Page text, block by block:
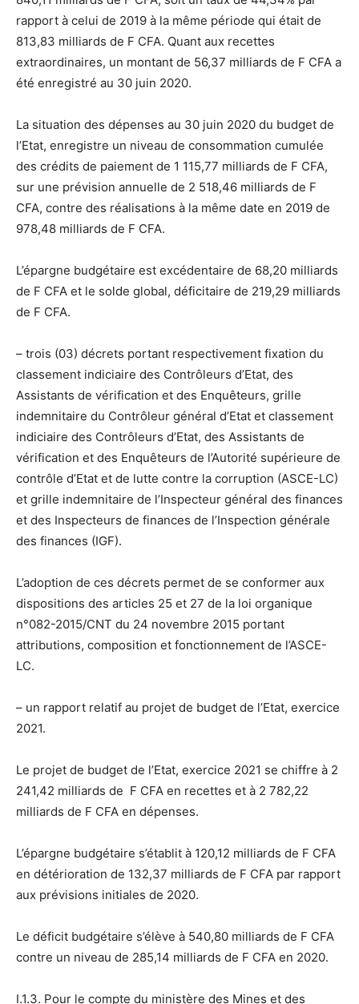
rapport à celui de 2019 à la même période qui était de
813,83 milliards de F CFA. Quant aux recettes
extraordinaires, un montant de 56,37 milliards de F CFA a
été enregistré au 30 juin 2020.
La situation des dépenses au 30 juin 2020 du budget de
l’Etat, enregistre un niveau de consommation cumulée
des crédits de paiement de 1 115,77 milliards de F CFA,
sur une prévision annuelle de 2 518,46 milliards de F
CFA, contre des réalisations à la même date en 2019 de
978,48 milliards de F CFA.
L’épargne budgétaire est excédentaire de 68,20 milliards
de F CFA et le solde global, déficitaire de 219,29 milliards
de F CFA.
– trois (03) décrets portant respectivement fixation du
classement indiciaire des Contrôleurs d’Etat, des
Assistants de vérification et des Enquêteurs, grille
indemnitaire du Contrôleur général d’Etat et classement
indiciaire des Contrôleurs d’Etat, des Assistants de
vérification et des Enquêteurs de l’Autorité supérieure de
contrôle d’Etat et de lutte contre la corruption (ASCE-LC)
et grille indemnitaire de l’Inspecteur général des finances
et des Inspecteurs de finances de l’Inspection générale
des finances (IGF).
L’adoption de ces décrets permet de se conformer aux
dispositions des articles 25 et 27 de la loi organique
n°082-2015/CNT du 24 novembre 2015 portant
attributions, composition et fonctionnement de l’ASCE-
LC.
– un rapport relatif au projet de budget de l’Etat, exercice
2021.
Le projet de budget de l’Etat, exercice 2021 se chiffre à 2
241,42 milliards de F CFA en recettes et à 2 782,22
milliards de F CFA en dépenses.
L’épargne budgétaire s’établit à 120,12 milliards de F CFA
en détérioration de 132,37 milliards de F CFA par rapport
aux prévisions initiales de 2020.
Le déficit budgétaire s’élève à 540,80 milliards de F CFA
contre un niveau de 285,14 milliards de F CFA en 2020.
I.1.3. Pour le compte du ministère des Mines et des